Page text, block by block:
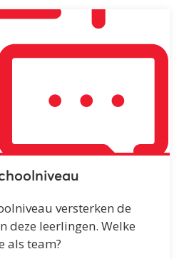
versterken de
deze leerlingen. Welke
als team?